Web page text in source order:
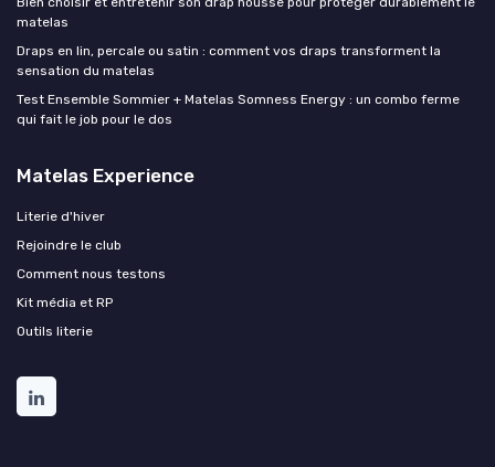
matelas
Draps en lin, percale ou satin : comment vos draps transforment la
sensation du matelas
Test Ensemble Sommier + Matelas Somness Energy : un combo ferme
qui fait le job pour le dos
Matelas Experience
Literie d'hiver
Rejoindre le club
Comment nous testons
Kit média et RP
Outils literie